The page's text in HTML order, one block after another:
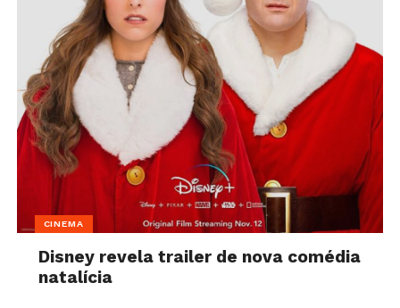
CINEMA
Disney revela trailer de nova comédia
natalícia